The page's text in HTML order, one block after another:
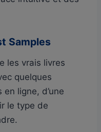
Samples
les vrais livres
quelques
ligne, d’une
le type de